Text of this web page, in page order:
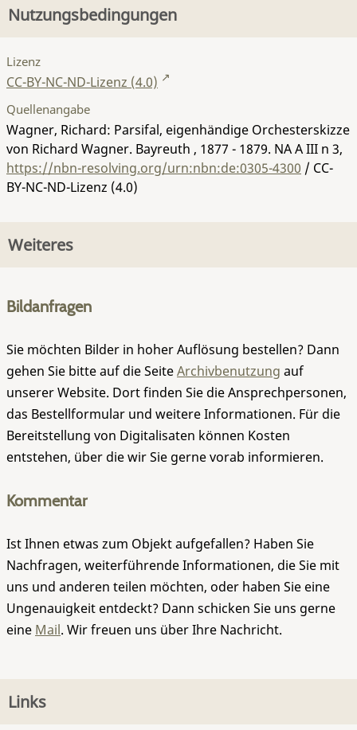
Nutzungsbedingungen
Lizenz
CC-BY-NC-ND-Lizenz (4.0)
Quellenangabe
Wagner, Richard: Parsifal, eigenhändige Orchesterskizze
von Richard Wagner. Bayreuth , 1877 - 1879. NA A III n 3,
https://nbn-resolving.org/urn:nbn:de:0305-4300 / CC-
BY-NC-ND-Lizenz (4.0)
Weiteres
Bildanfragen
Sie möchten Bilder in hoher Auflösung bestellen? Dann
gehen Sie bitte auf die SeiteArchivbenutzung auf
unserer Website. Dort finden Sie die Ansprechpersonen,
das Bestellformular und weitere Informationen. Für die
Bereitstellung von Digitalisaten können Kosten
entstehen, über die wir Sie gerne vorab informieren.
Kommentar
Ist Ihnen etwas zum Objekt aufgefallen? Haben Sie
Nachfragen, weiterführende Informationen, die Sie mit
uns und anderen teilen möchten, oder haben Sie eine
Ungenauigkeit entdeckt? Dann schicken Sie uns gerne
eine Mail. Wir freuen uns über Ihre Nachricht.
Links